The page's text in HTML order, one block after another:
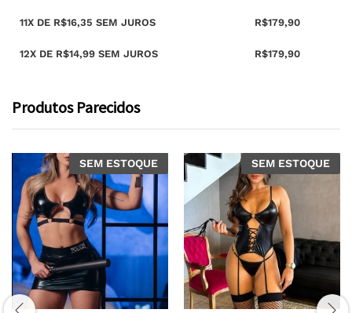
11X DE R$16,35 SEM JUROS R$179,90
12X DE R$14,99 SEM JUROS R$179,90
Produtos Parecidos
SEM ESTOQUE SEM ESTOQUE